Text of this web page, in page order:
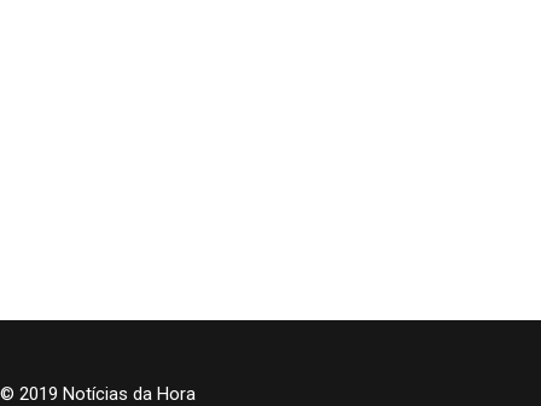
© 2019 Notícias da Hora